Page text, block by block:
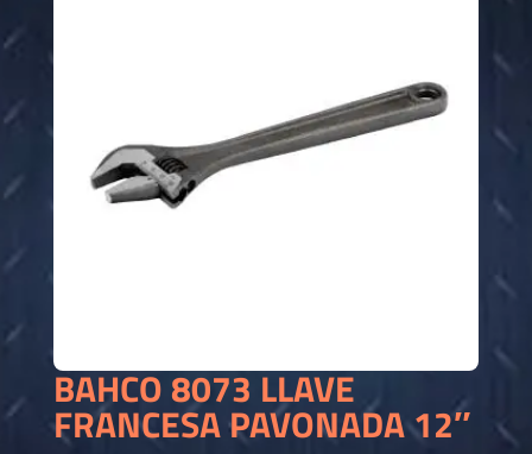
BAHCO 8073 LLAVE
FRANCESA PAVONADA 12″